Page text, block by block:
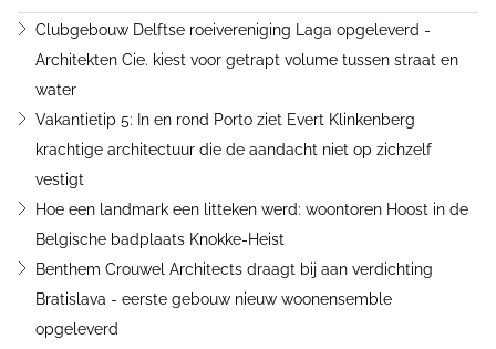
Clubgebouw Delftse roeivereniging Laga opgeleverd -
Architekten Cie. kiest voor getrapt volume tussen straat en
water
Vakantietip 5: In en rond Porto ziet Evert Klinkenberg
krachtige architectuur die de aandacht niet op zichzelf
vestigt
Hoe een landmark een litteken werd: woontoren Hoost in de
Belgische badplaats Knokke-Heist
Benthem Crouwel Architects draagt bij aan verdichting
Bratislava - eerste gebouw nieuw woonensemble
opgeleverd